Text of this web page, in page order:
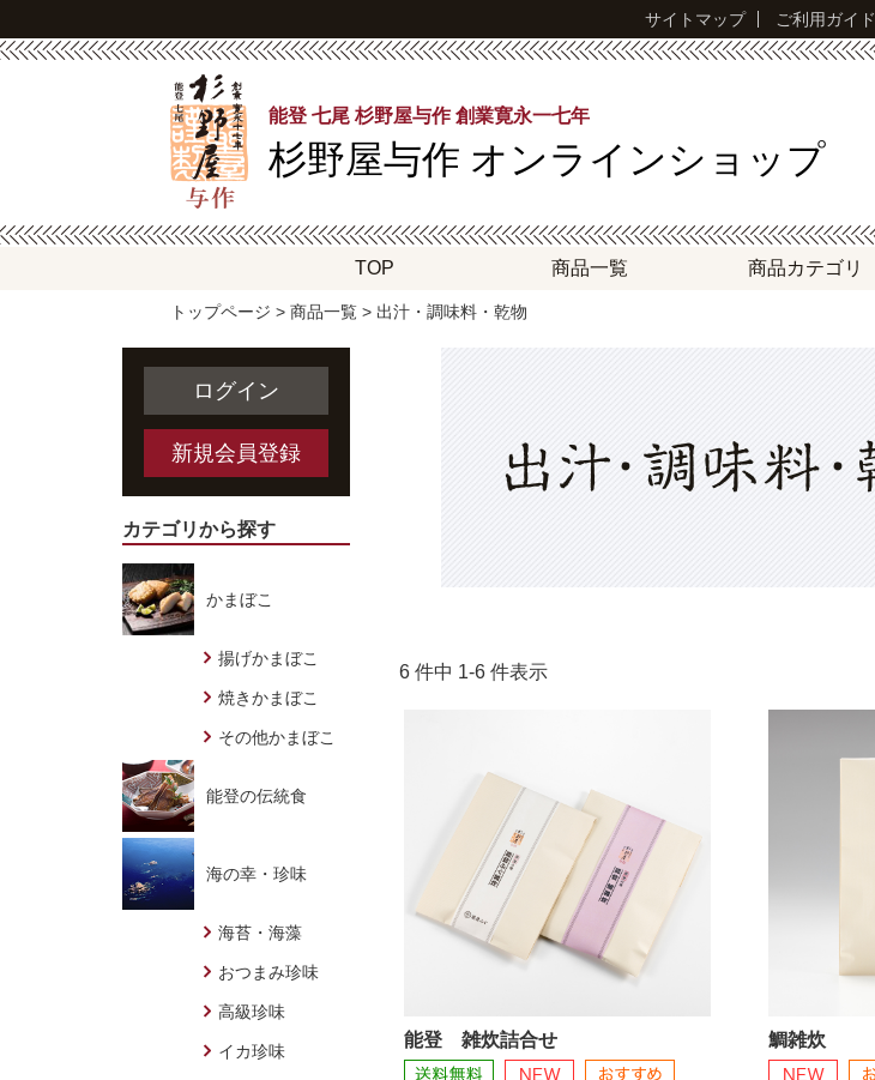
サイトマップ ご利用ガイド
能登 七尾 杉野屋与作 創業寛永一七年
杉野屋与作 オンラインショップ
TOP 商品一覧 商品カテゴリ
ログイン
新規会員登録
カテゴリから探す
かまぼこ
揚げかまぼこ
焼きかまぼこ
その他かまぼこ
能登の伝統食
海の幸・珍味
海苔・海藻
おつまみ珍味
高級珍味
イカ珍味
トップページ > 商品一覧 > 出汁・調味料・乾物
6 件中 1-6 件表示
能登 雑炊詰合せ 鯛雑炊